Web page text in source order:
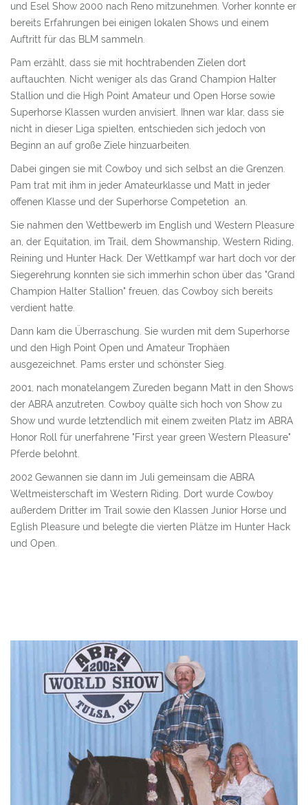
BERATUNG UND KENNENLERNEN
MUSTANG-SPAZIERGANG
FIRST TOUCH TRAINING
ÖFFENTLICHES TRAINING
VIDEOS & FAKTEN
VIDEOS
STARS & LEGENDEN
MUSTANG MAKEOVER
MUSTANG MAKEOVER GER
EXTREME MUSTANG MAKEOVER USA
MUSTANG MAGIC USA
UNSERE WEITEREN WEBSEITEN
MUSTANG MAKEOVER
IG MUSTANG
MEDIATHEK
und Esel Show 2000 nach Reno mitzunehmen. Vorher konnte er
bereits Erfahrungen bei einigen lokalen Shows und einem
Auftritt für das BLM sammeln.
Pam erzählt, dass sie mit hochtrabenden Zielen dort
auftauchten. Nicht weniger als das Grand Champion Halter
Stallion und die High Point Amateur und Open Horse sowie
Superhorse Klassen wurden anvisiert. Ihnen war klar, dass sie
nicht in dieser Liga spielten, entschieden sich jedoch von
Beginn an auf große Ziele hinzuarbeiten.
Dabei gingen sie mit Cowboy und sich selbst an die Grenzen.
Pam trat mit ihm in jeder Amateurklasse und Matt in jeder
offenen Klasse und der Superhorse Competetion an.
Sie nahmen den Wettbewerb im English und Western Pleasure
an, der Equitation, im Trail, dem Showmanship, Western Riding,
Reining und Hunter Hack. Der Wettkampf war hart doch vor der
Siegerehrung konnten sie sich immerhin schon über das "Grand
Champion Halter Stallion" freuen, das Cowboy sich bereits
verdient hatte.
Dann kam die Überraschung. Sie wurden mit dem Superhorse
und den High Point Open und Amateur Trophäen
ausgezeichnet. Pams erster und schönster Sieg.
2001, nach monatelangem Zureden begann Matt in den Shows
der ABRA anzutreten. Cowboy quälte sich hoch von Show zu
Show und wurde letztendlich mit einem zweiten Platz im ABRA
Honor Roll für unerfahrene "First year green Western Pleasure"
Pferde belohnt.
2002 Gewannen sie dann im Juli gemeinsam die ABRA
Weltmeisterschaft im Western Riding. Dort wurde Cowboy
außerdem Dritter im Trail sowie den Klassen Junior Horse und
Eglish Pleasure und belegte die vierten Plätze im Hunter Hack
und Open.